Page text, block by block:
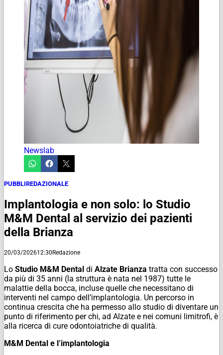
Newslab
PUBBLIREDAZIONALE
Implantologia e non solo: lo Studio
M&M Dental al servizio dei pazienti
della Brianza
20/03/202612:30Redazione
Lo Studio M&M Dental di Alzate Brianza tratta con successo
da più di 35 anni (la struttura è nata nel 1987) tutte le
malattie della bocca, incluse quelle che necessitano di
interventi nel campo dell’implantologia. Un percorso in
continua crescita che ha permesso allo studio di diventare un
punto di riferimento per chi, ad Alzate e nei comuni limitrofi, è
alla ricerca di cure odontoiatriche di qualità.
M&M Dental e l’implantologia